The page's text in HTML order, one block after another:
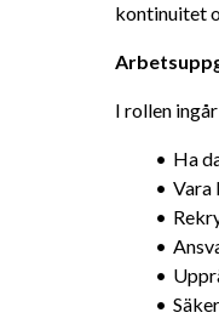
kontinuitet
I rollen
Ha
Vara